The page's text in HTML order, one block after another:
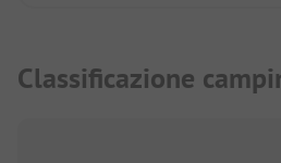
Classificazione